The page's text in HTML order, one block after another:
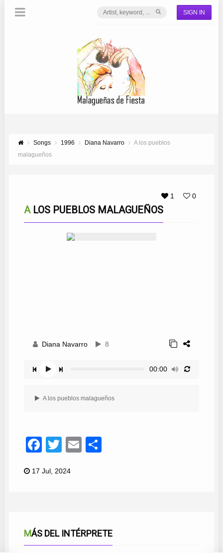
SIGN IN
Songs 1996 Diana Navarro
A los pueblos
malagueños
1 0
A LOS PUEBLOS MALAGUEÑOS
Diana Navarro 8
00:00
A los pueblos malagueños
Facebook
TwitterEmail
17 Jul, 2024
MÁS DEL INTÉRPRETE
MÁLAGA